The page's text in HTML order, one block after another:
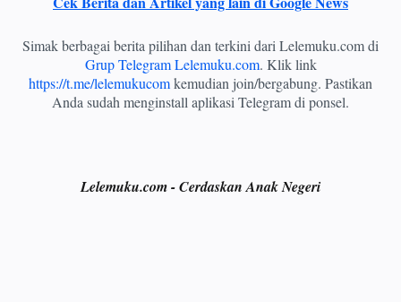
Simak berbagai berita pilihan dan terkini dari Lelemuku.com di
Grup Telegram Lelemuku.com. Klik link
https://t.me/lelemukucomkemudian join/bergabung. Pastikan
Anda sudah menginstall aplikasi Telegram di ponsel.
Lelemuku.com - Cerdaskan Anak Negeri